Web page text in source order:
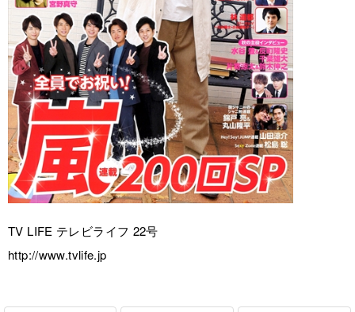
TV LIFE テレビライフ 22号
http://www.tvlife.jp